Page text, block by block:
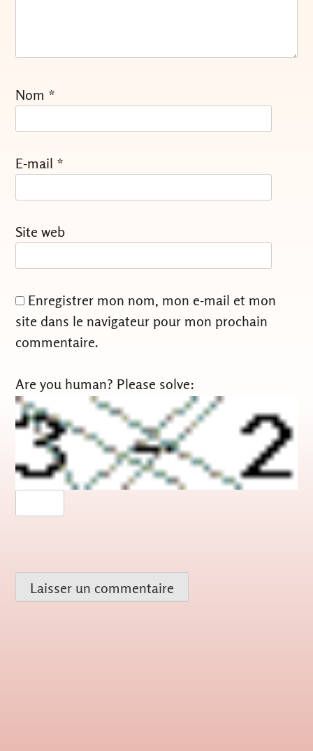
Nom *
E-mail *
Site web
Enregistrer mon nom, mon e-mail et mon
site dans le navigateur pour mon prochain
commentaire.
Are you human? Please solve: